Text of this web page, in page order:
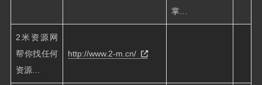
掌…
2米资源网
帮你找任何
资源…
http://www.2-m.cn/